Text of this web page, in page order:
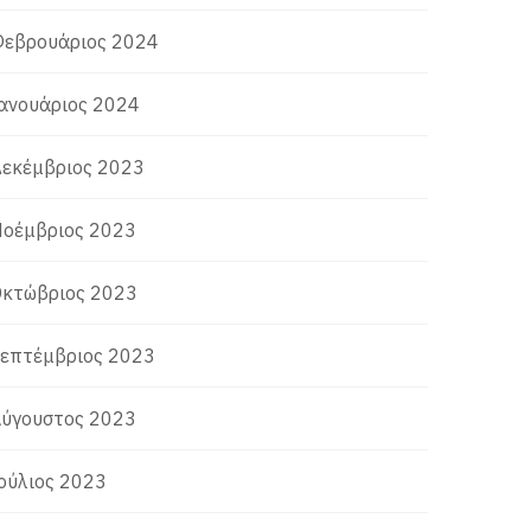
2024
2024
2023
2023
2023
2023
2023
2023